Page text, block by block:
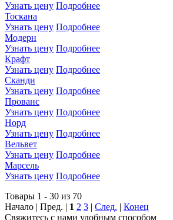
Узнать цену Подробнее
Тоскана
Узнать цену Подробнее
Модерн
Узнать цену Подробнее
Крафт
Узнать цену Подробнее
Сканди
Узнать цену Подробнее
Прованс
Узнать цену Подробнее
Норд
Узнать цену Подробнее
Вельвет
Узнать цену Подробнее
Марсель
Узнать цену Подробнее
Товары 1 - 30 из 70
Начало | Пред. | 1 2 3 | След. | Конец
Свяжитесь с нами удобным способом